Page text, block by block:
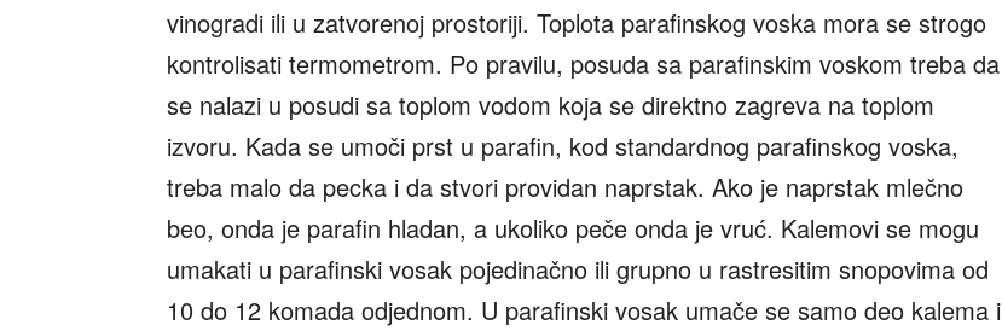
vinogradi ili u zatvorenoj prostoriji. Toplota parafinskog voska mora se strogo
kontrolisati termometrom. Po pravilu, posuda sa parafinskim voskom treba da
se nalazi u posudi sa toplom vodom koja se direktno zagreva na toplom
izvoru. Kada se umoči prst u parafin, kod standardnog parafinskog voska,
treba malo da pecka i da stvori providan naprstak. Ako je naprstak mlečno
beo, onda je parafin hladan, a ukoliko peče onda je vruć. Kalemovi se mogu
umakati u parafinski vosak pojedinačno ili grupno u rastresitim snopovima od
10 do 12 komada odjednom. U parafinski vosak umače se samo deo kalema i